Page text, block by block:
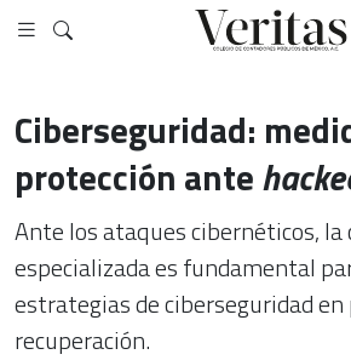
Ciberseguridad:
protección ante
Ante los ataques cibernéticos, la
especializada es fundamental
estrategias de ciberseguridad
recuperación.